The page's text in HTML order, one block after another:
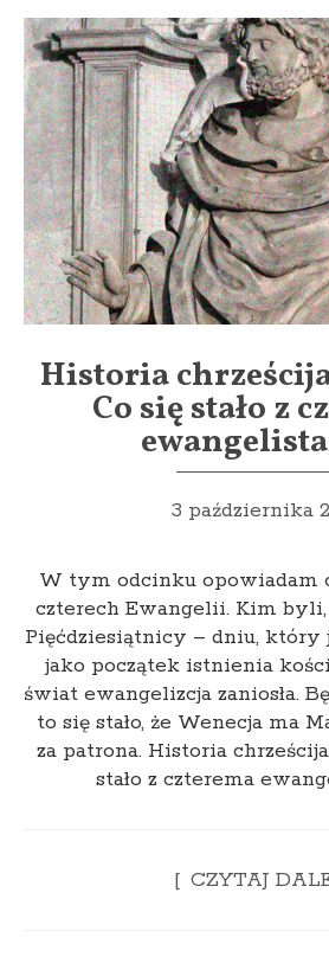
Historia
Co się stało z
3 października
W tym odcinku opowiadam
czterech Ewangelii. Kim
Pięćdziesiątnicy – dniu,
jako początek istnienia
świat ewangelizcja zaniosła.
to się stało, że Wenecja ma
za patrona. Historia
stało z czterema
CZYTAJ